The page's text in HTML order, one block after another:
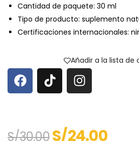
Cantidad de paquete: 30 ml
Tipo de producto: suplemento
Certificaciones internacionales:
Añadir a la lista de
S/30.00S/24.00